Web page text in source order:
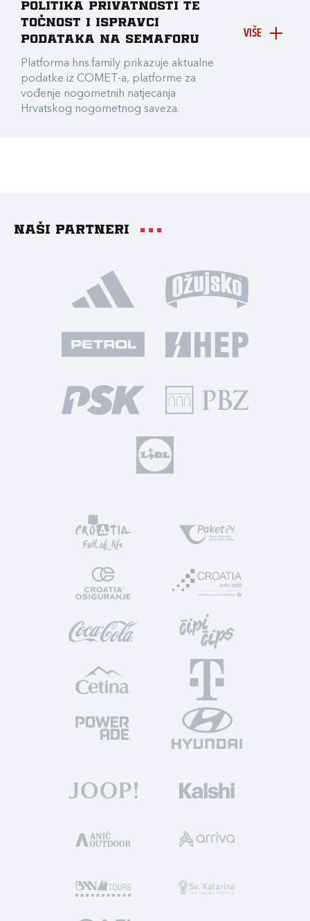
VIŠE
Politika privatnosti te
točnost i ispravci
podataka na Semaforu
Platforma hns.family prikazuje aktualne
podatke iz COMET-a, platforme za
vođenje nogometnih natjecanja
Hrvatskog nogometnog saveza.
Naši partneri